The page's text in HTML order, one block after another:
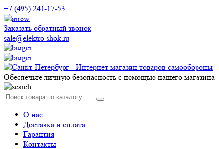
+7 (495) 241-17-53
Заказать обратный звонок
sale@elektro-shok.ru
Обеспечьте личную безопасность с помощью нашего магазина
О нас
Доставка и оплата
Гарантия
Контакты